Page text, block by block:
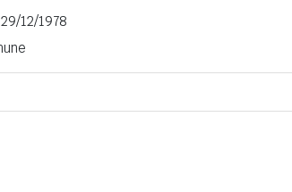
12/1978